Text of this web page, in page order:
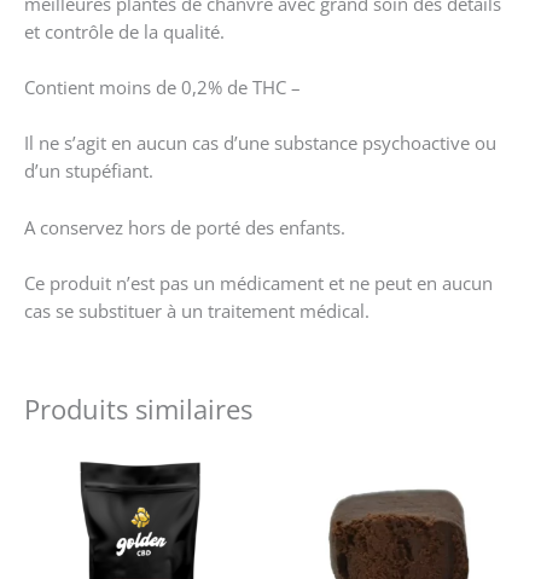
et contrôle de la qualité.
Contient moins de 0,2% de THC –
Il ne s’agit en aucun cas d’une substance psychoactive ou
d’un stupéfiant.
A conservez hors de porté des enfants.
Ce produit n’est pas un médicament et ne peut en aucun
cas se substituer à un traitement médical.
Produits similaires
produit
a
a
plusieurs